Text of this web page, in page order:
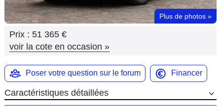
Moto
Marques
Plus de photos »
Prix : 51 365 €
voir la cote en occasion »
Poser votre question sur le forum Financer
Caractéristiques détaillées